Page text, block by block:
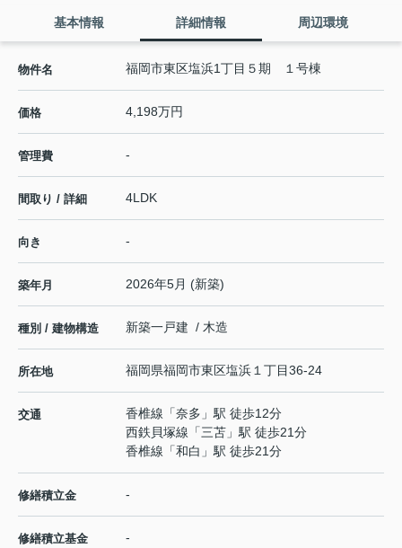
基本情報 詳細情報 周辺環境
物件名 福岡市東区塩浜1丁目５期 １号棟
価格 4,198万円
管理費 -
間取り / 詳細 4LDK
向き -
築年月 2026年5月 (新築)
種別 / 建物構造 新築一戸建 / 木造
所在地 福岡県福岡市東区塩浜 １丁目36-24
交通 香椎線 「奈多 」駅 徒歩12分
西鉄貝塚線 「三苫 」駅 徒歩21分
香椎線 「和白 」駅 徒歩21分
修繕積立金 -
修繕積立基金 -